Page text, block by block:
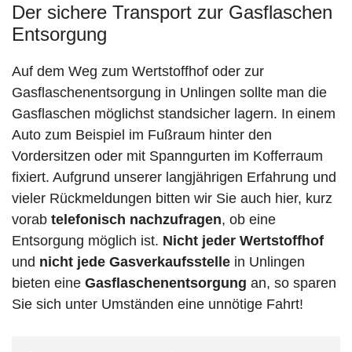
Der sichere Transport zur Gasflaschen
Entsorgung
Auf dem Weg zum Wertstoffhof oder zur
Gasflaschenentsorgung in Unlingen sollte man die
Gasflaschen möglichst standsicher lagern. In einem
Auto zum Beispiel im Fußraum hinter den
Vordersitzen oder mit Spanngurten im Kofferraum
fixiert. Aufgrund unserer langjährigen Erfahrung und
vieler Rückmeldungen bitten wir Sie auch hier, kurz
vorab telefonisch nachzufragen, ob eine
Entsorgung möglich ist. Nicht jeder Wertstoffhof
und nicht jede Gasverkaufsstelle in Unlingen
bieten eine Gasflaschenentsorgung an, so sparen
Sie sich unter Umständen eine unnötige Fahrt!